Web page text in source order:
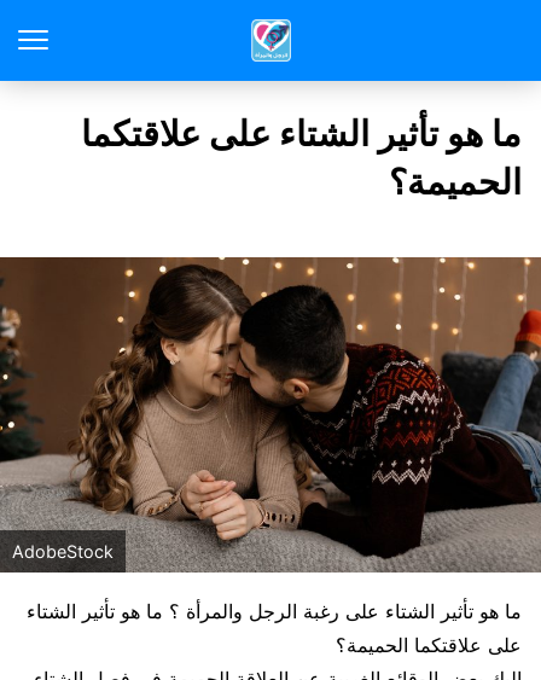
ما هو تأثير الشتاء على علاقتكما
الحميمة؟
AdobeStock
ما هو تأثير الشتاء على رغبة الرجل والمرأة ؟ ما هو تأثير الشتاء
على علاقتكما الحميمة؟